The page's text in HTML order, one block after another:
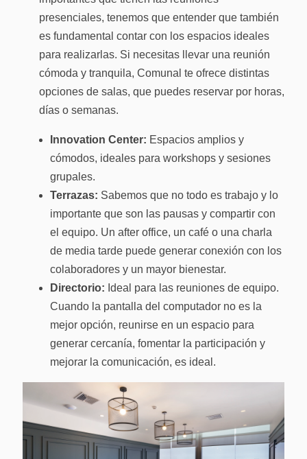
presenciales, tenemos que entender que también
es fundamental contar con los espacios ideales
para realizarlas. Si necesitas llevar una reunión
cómoda y tranquila, Comunal te ofrece distintas
opciones de salas, que puedes reservar por horas,
días o semanas.
Innovation Center: Espacios amplios y
cómodos, ideales para workshops y sesiones
grupales.
Terrazas: Sabemos que no todo es trabajo y lo
importante que son las pausas y compartir con
el equipo. Un after office, un café o una charla
de media tarde puede generar conexión con los
colaboradores y un mayor bienestar.
Directorio: Ideal para las reuniones de equipo.
Cuando la pantalla del computador no es la
mejor opción, reunirse en un espacio para
generar cercanía, fomentar la participación y
mejorar la comunicación, es ideal.